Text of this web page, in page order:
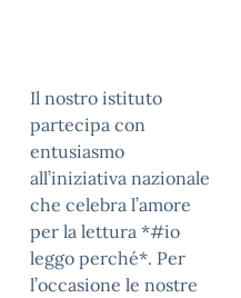
Il nostro istituto
partecipa con
entusiasmo
all’iniziativa nazionale
che celebra l’amore
per la lettura *#io
leggo perché*. Per
l’occasione le nostre